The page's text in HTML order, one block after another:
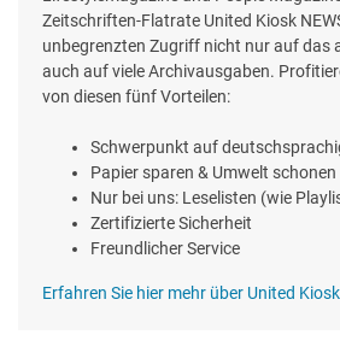
Zeitschriften-Flatrate United Kiosk
unbegrenzten Zugriff nicht nur auf das
auch auf viele Archivausgaben.
von diesen fünf Vorteilen:
Schwerpunkt auf
Papier sparen & Umwelt schonen
Nur bei uns: Leselisten (wie
Zertifizierte Sicherheit
Freundlicher Service
Erfahren Sie hier mehr über United